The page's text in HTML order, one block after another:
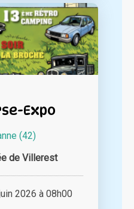
Expo
(42)
de Villerest
2026 à 08h00